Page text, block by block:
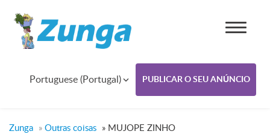
Portuguese (Portugal) PUBLICAR O SEU ANÚNCIO
Zunga » Outras coisas » MUJOPE ZINHO